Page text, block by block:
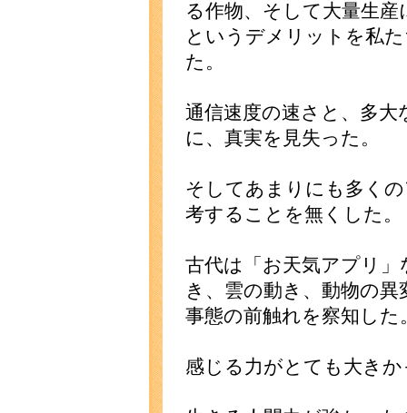
る作物、そして大量生
というデメリットを私
た。
通信速度の速さと、多
に、真実を見失った。
そしてあまりにも多く
考することを無くした。
古代は「お天気アプリ
き、雲の動き、動物の
事態の前触れを察知した
感じる力がとても大き